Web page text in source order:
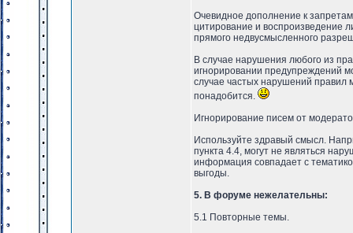
Очевидное дополнение к
цитирование и воспроизведение
прямого недвусмысленного
В случае нарушения любого из
игнорировании предупреждений
случае частых нарушений правил
понадобится.
Игнорирование писем от
Используйте здравый смысл.
пункта 4.4, могут не являться
информация совпадает с
выгоды.
5. В форуме нежелательны:
5.1 Повторные темы.